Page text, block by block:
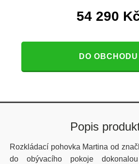
54 290
DO OBCHODU
Popis
Rozkládací pohovka Martina od
do obývacího pokoje